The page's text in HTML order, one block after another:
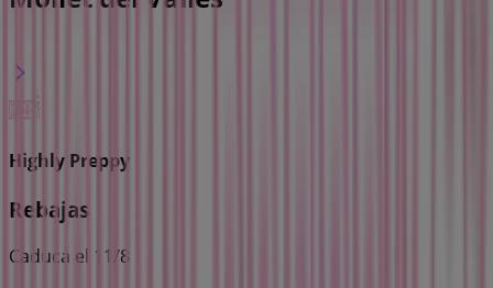
Highly Preppy
Rebajas
Caduca el 11/8